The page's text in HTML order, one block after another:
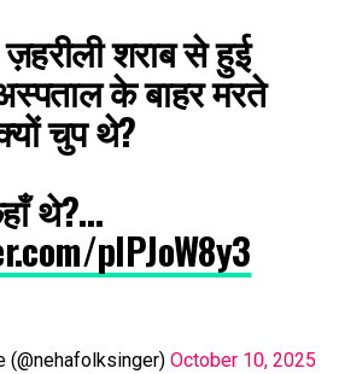
शराब से हुई
के बाहर मरते
चुप थे?
थे?…
plPJoW8y3
(@nehafolksinger) October 10, 2025